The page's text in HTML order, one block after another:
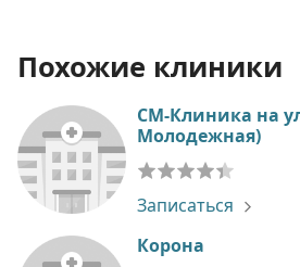
Похожие клиники
СМ-Клиника на
Молодежная)
Записаться
Корона